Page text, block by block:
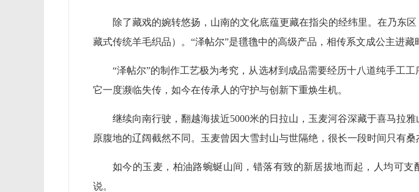
除了藏戏的婉转悠扬，山南的文化底蕴更藏在指尖的经纬里。在乃东
藏式传统羊毛织品）。“泽帖尔”是氆氇中的高级产品，相传系文成公主进
“泽帖尔”的制作工艺极为考究，从选材到成品需要经历十八道纯手工
它一度濒临失传，如今在传承人的守护与创新下重焕生机。
继续向南行驶，翻越海拔近5000米的日拉山，玉麦河谷深藏于喜马拉
原腹地的辽阔截然不同。玉麦曾因大雪封山与世隔绝，很长一段时间只有
如今的玉麦，柏油路蜿蜒山间，错落有致的新居拔地而起，人均可
说。